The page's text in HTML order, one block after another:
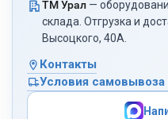
ТМ Урал —
склада. Отгрузка и
Высоцкого, 40А.
Контакты
Условия самовывоза